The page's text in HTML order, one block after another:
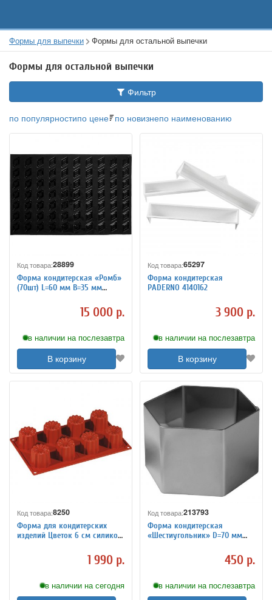
Формы для выпечки Формы для остальной выпечки
Формы для остальной выпечки
Фильтр
по популярностипо цене по новизнепо наименованию
Код товара:28899
Форма кондитерская «Ромб»
(70шт) L=60 мм B=35 мм
15 000 р.
в наличии на послезавтра
В корзину
Код товара:65297
Форма кондитерская
PADERNO 4140162
3 900 р.
в наличии на послезавтра
В корзину
Код товара:8250
Форма для кондитерских
изделий Цветок 6 см силикон
1 990 р.
в наличии на сегодня
Код товара:213793
Форма кондитерская
«Шестиугольник» D=70 мм
450 р.
в наличии на послезавтра